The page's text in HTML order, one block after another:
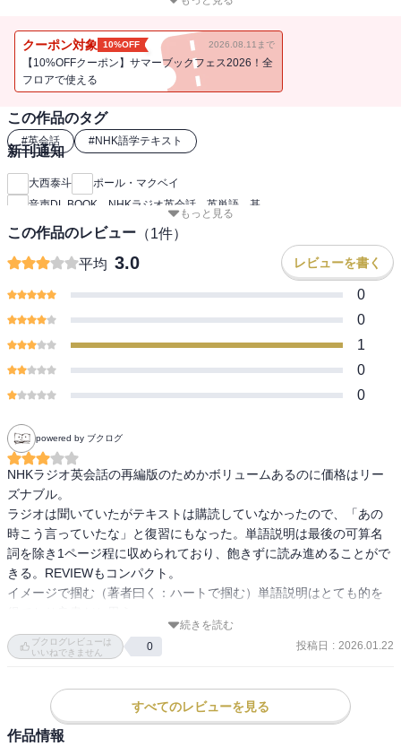
英語学習者必携の1冊。音声ダウンロードつきで大西先生の講義も聞
けます！
か？
speakは「（口から）声を出す」、sayは「（言葉を）言う」、talkは
「言葉によるコミュニケーション」、tellは「メッセージを相手に伝
える」。
英単語の「基本イメージ」をつかむことは、つまり、ネイティブス
ピーカーと同じ感覚を持つこと。イメージをつかめば、言いたいこ
とが自由に表現できるようになります。
大人気の大西先生の『NHKラジオ英会話』2019年4月号～2020年1月
号のエッセンスを1冊にまとめた本。索引つきで、知りたい英単語が
さっと引けるので便利！手に取りやすくなり、保存版としても最
適。
前置詞・・・・・・among と between の違い、at, in, on の使い分
け、to にするか for にするか、before と in front of の使い分け、ほ
基本動詞・・・・・ 「出ていき進む」go と「やって来る」come の
理解、「到着」の arrive と reach の使い分け、 「やめる」の stop・
finish・quit・give up の使い分け、「話す」のspeak・say・talk・tell
の違い、「聞く」hear と listen の違い、「広げる」の exten・
expand・spreadの違い、「入手」のcatch・collect・grabのニュアン
ス、「助ける」help と save の違い、ほか
基本形容詞・・・・・「大きい」big と latge、「小さい」little と
small、「カタい」hard・tough・film・solid、「頭がいい」smart・
clever・wise・bright・intelligent ほか
と aiready の完了、ほか
可算・不可算名詞・・・・・・・形があるのかないのか、単数・複
限定詞・助動詞・時表現・・・・・・the のイメージ、some・any・
several の違い、all と every の違い、ほか
クーポン対象 10%OFF 2026.08.11まで
【10%OFFクーポン】サマーブックフェス2026！全
フロアで使える
この作品のタグ
#英会話 #NHK語学テキスト
新刊通知
大西泰斗
ポール・マクベイ
音声DL BOOK NHKラジオ英会話 英単語 基
もっと見る
この作品のレビュー （1件）
平均 3.0 レビューを書く
0
0
1
0
0
powered by ブクログ
NHKラジオ英会話の再編版のためかボリュームあるのに価格はリー
ズナブル。
ラジオは聞いていたがテキストは購読していなかったので、「あの
時こう言っていたな」と復習にもなった。単語説明は最後の可算名
詞を除き1ページ程に収められており、飽きずに読み進めることがで
きる。REVIEWもコンパクト。
イメージで掴む（著者曰く：ハートで掴む）単語説明はとても的を
続きを読む
ブクログレビューは
いいねできません
0 投稿日 : 2026.01.22
すべてのレビューを見る
作品情報